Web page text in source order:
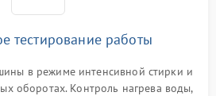
тестирование работы
в режиме интенсивной стирки и
оборотах. Контроль нагрева воды,